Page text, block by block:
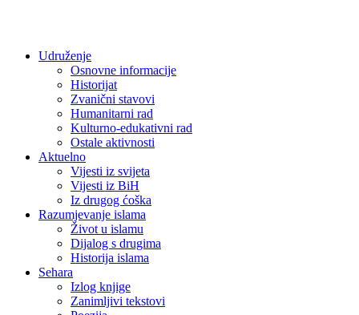
Udruženje
Osnovne informacije
Historijat
Zvanični stavovi
Humanitarni rad
Kulturno-edukativni rad
Ostale aktivnosti
Aktuelno
Vijesti iz svijeta
Vijesti iz BiH
Iz drugog ćoška
Razumjevanje islama
Život u islamu
Dijalog s drugima
Historija islama
Sehara
Izlog knjige
Zanimljivi tekstovi